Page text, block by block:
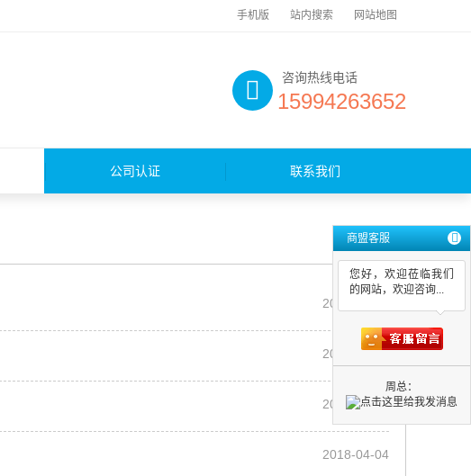
手机版 站内搜索 网站地图
咨询热线电话
15994263652
公司认证 联系我们
2018-04-06
2018-04-05
2018-04-05
2018-04-04
商盟客服
您好，欢迎莅临我们
的网站，欢迎咨询...
周总：